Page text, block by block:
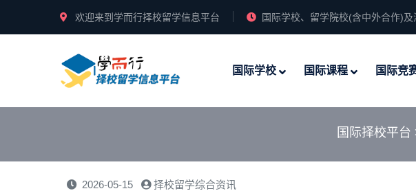
欢迎来到学而行择校留学信息平台 国际学校、留学院校(含中外合作)
国际学校 国际课程 国际竞
国际择校平台
2026-05-15 择校留学综合资讯